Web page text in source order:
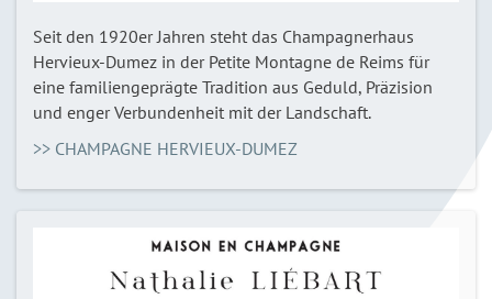
Seit den 1920er Jahren steht das Champagnerhaus
Hervieux-Dumez in der Petite Montagne de Reims für
eine familiengeprägte Tradition aus Geduld, Präzision
und enger Verbundenheit mit der Landschaft.
>> CHAMPAGNE HERVIEUX-DUMEZ